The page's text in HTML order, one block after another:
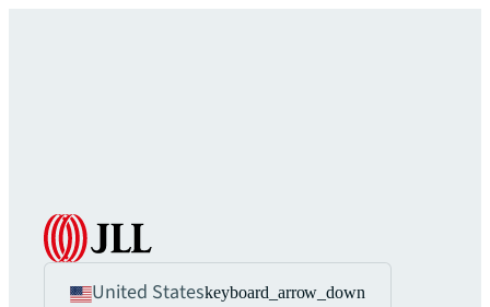
United Stateskeyboard_arrow_down